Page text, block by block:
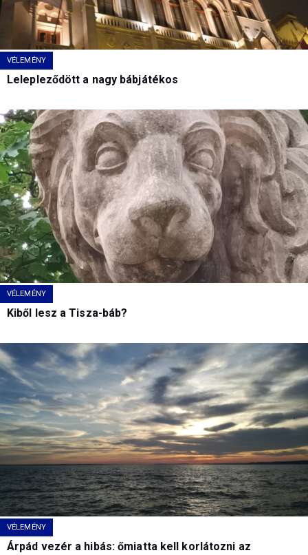
VÉLEMÉNY
Lelepleződött a nagy bábjátékos
VÉLEMÉNY
Kiből lesz a Tisza-báb?
VÉLEMÉNY
Árpád vezér a hibás: őmiatta kell korlátozni az